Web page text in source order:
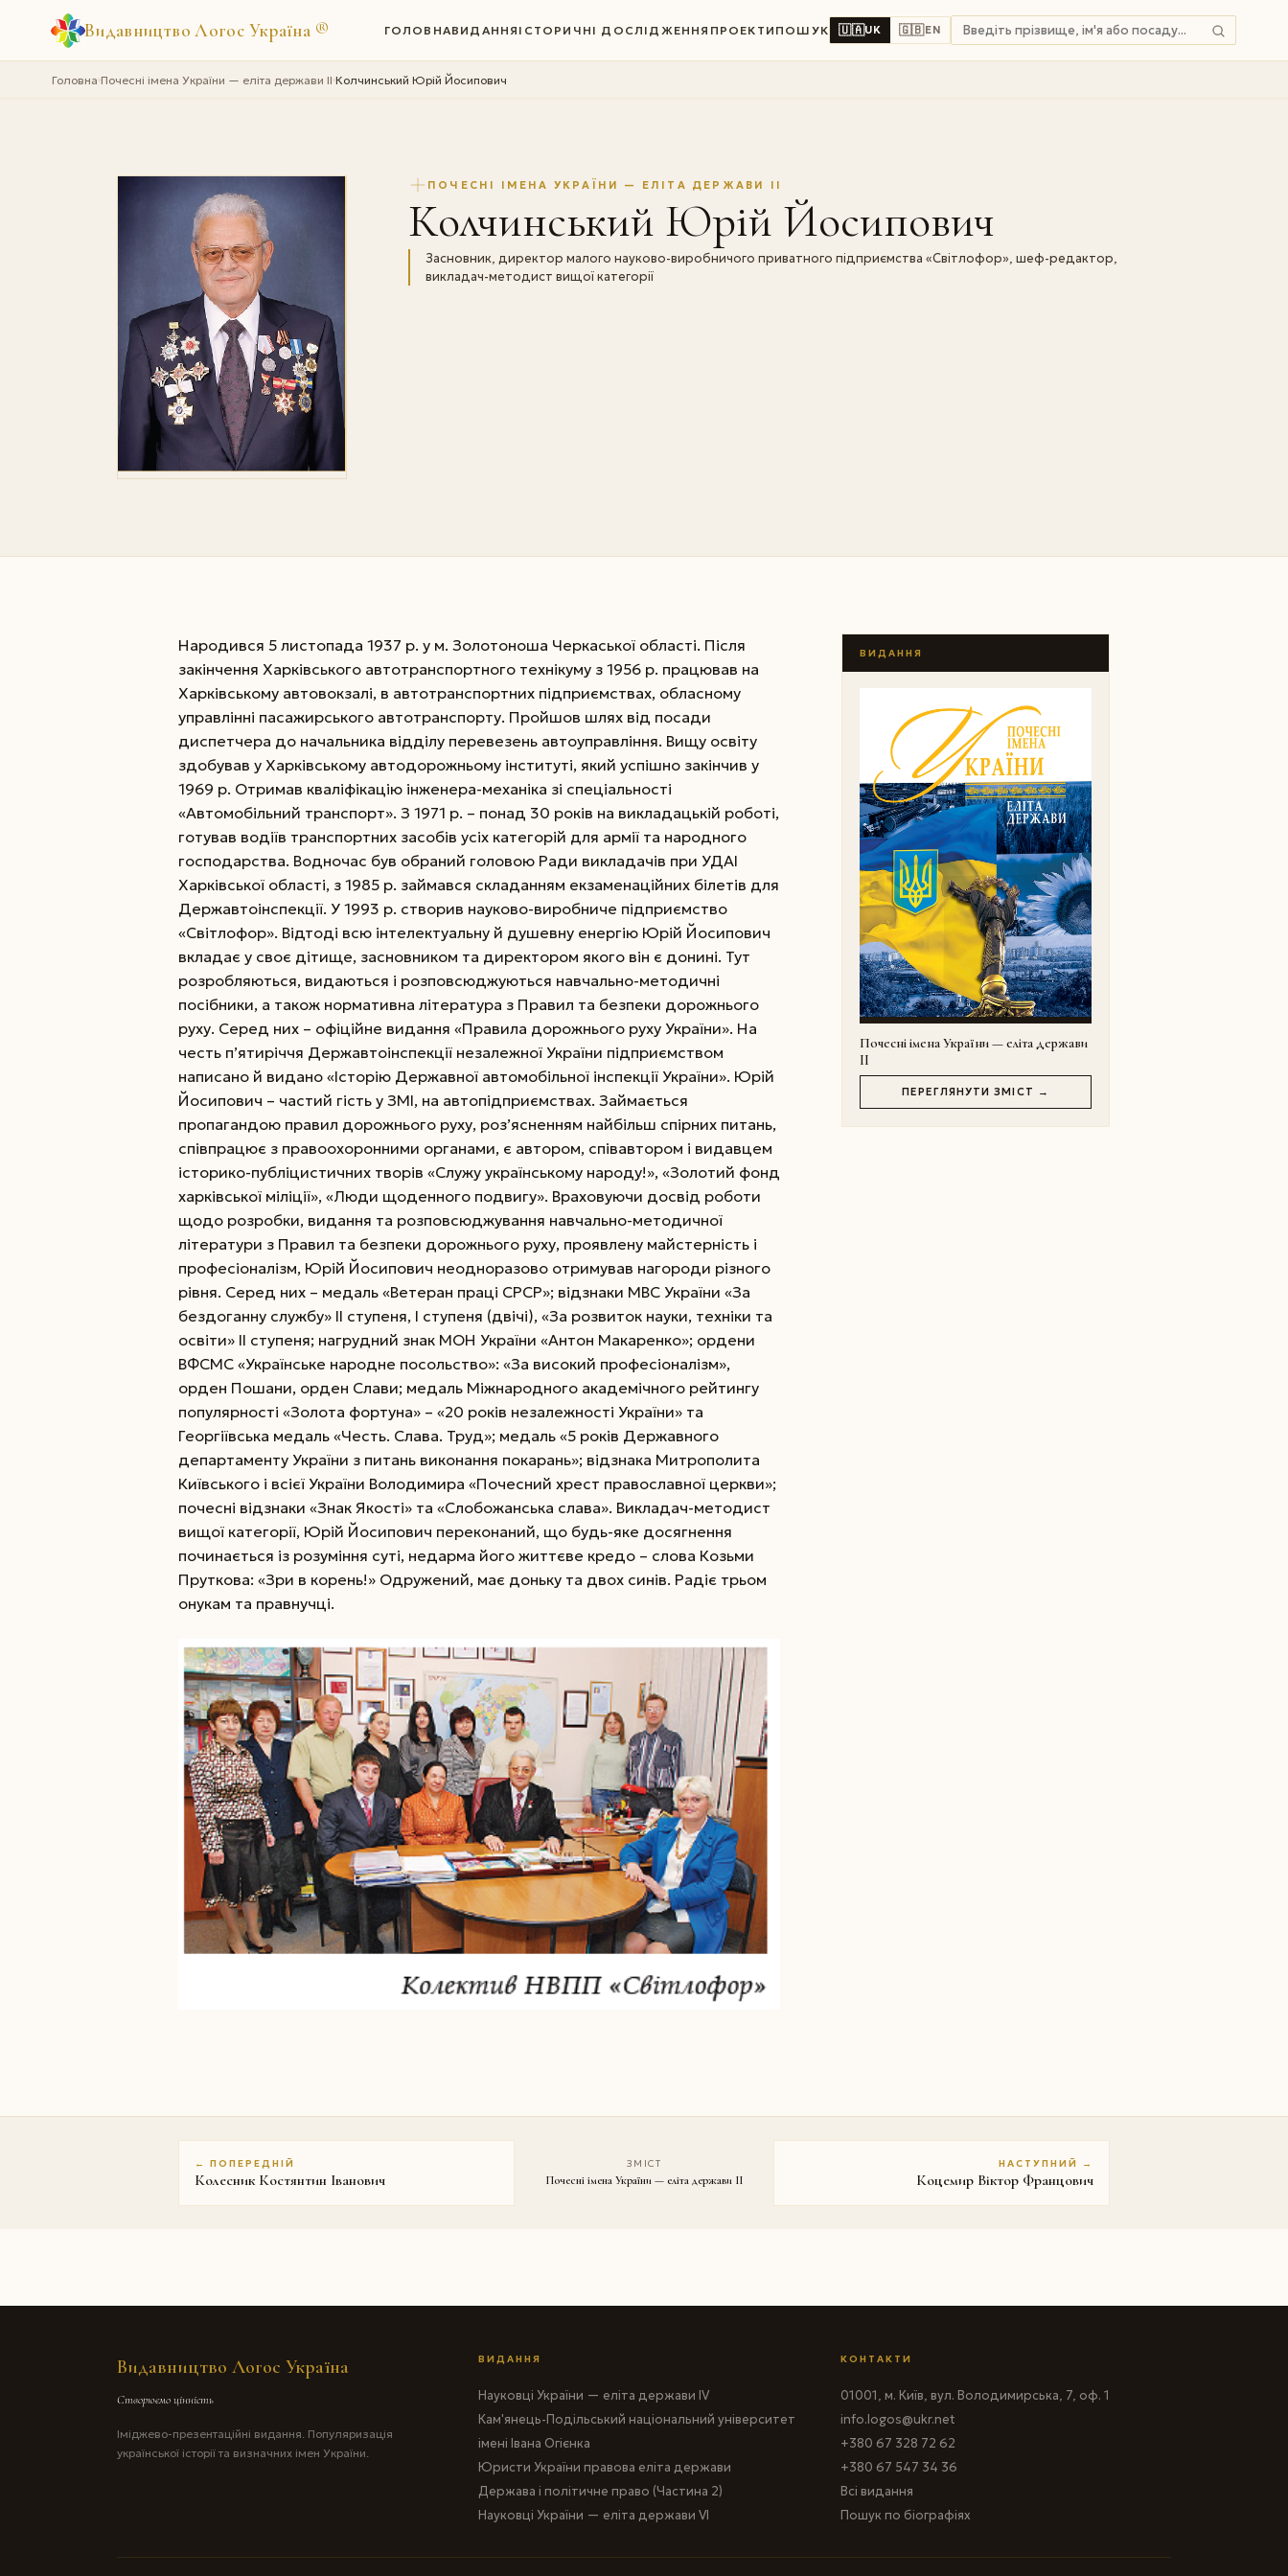
Видавництво Логос Україна ® ГОЛОВНАВИДАННЯ ІСТОРИЧНІ ДОСЛІДЖЕННЯ ПРОЕКТИ ПОШУК 🇺🇦UK 🇬🇧EN
Головна›Почесні імена України — еліта держави II›Колчинський Юрій Йосипович
ПОЧЕСНІ ІМЕНА УКРАЇНИ — ЕЛІТА ДЕРЖАВИ II
Колчинський Юрій Йосипович
Засновник, директор малого науково-виробничого приватного підприємства «Світлофор», шеф-редактор,
викладач-методист вищої категорії
Народився 5 листопада 1937 р. у м. Золотоноша Черкаської області. Після
закінчення Харківського автотранспортного технікуму з 1956 р. працював на
Харківському автовокзалі, в автотранспортних підприємствах, обласному
управлінні пасажирського автотранспорту. Пройшов шлях від посади
диспетчера до начальника відділу перевезень автоуправління. Вищу освіту
здобував у Харківському автодорожньому інституті, який успішно закінчив у
1969 р. Отримав кваліфікацію інженера-механіка зі спеціальності
«Автомобільний транспорт». З 1971 р. – понад 30 років на викладацькій роботі,
готував водіїв транспортних засобів усіх категорій для армії та народного
господарства. Водночас був обраний головою Ради викладачів при УДАІ
Харківської області, з 1985 р. займався складанням екзаменаційних білетів для
Державтоінспекції. У 1993 р. створив науково-виробниче підприємство
«Світлофор». Відтоді всю інтелектуальну й душевну енергію Юрій Йосипович
вкладає у своє дітище, засновником та директором якого він є донині. Тут
розробляються, видаються і розповсюджуються навчально-методичні
посібники, а також нормативна література з Правил та безпеки дорожнього
руху. Серед них – офіційне видання «Правила дорожнього руху України». На
честь п’ятиріччя Державтоінспекції незалежної України підприємством
написано й видано «Історію Державної автомобільної інспекції України». Юрій
Йосипович – частий гість у ЗМІ, на автопідприємствах. Займається
пропагандою правил дорожнього руху, роз’ясненням найбільш спірних питань,
співпрацює з правоохоронними органами, є автором, співавтором і видавцем
історико-публіцистичних творів «Служу українському народу!», «Золотий фонд
харківської міліції», «Люди щоденного подвигу». Враховуючи досвід роботи
щодо розробки, видання та розповсюджування навчально-методичної
літератури з Правил та безпеки дорожнього руху, проявлену майстерність і
професіоналізм, Юрій Йосипович неодноразово отримував нагороди різного
рівня. Серед них – медаль «Ветеран праці СРСР»; відзнаки МВС України «За
бездоганну службу» ІІ ступеня, І ступеня (двічі), «За розвиток науки, техніки та
освіти» ІІ ступеня; нагрудний знак МОН України «Антон Макаренко»; ордени
ВФСМС «Українське народне посольство»: «За високий професіоналізм»,
орден Пошани, орден Слави; медаль Міжнародного академічного рейтингу
популярності «Золота фортуна» – «20 років незалежності України» та
Георгіївська медаль «Честь. Слава. Труд»; медаль «5 років Державного
департаменту України з питань виконання покарань»; відзнака Митрополита
Київського і всієї України Володимира «Почесний хрест православної церкви»;
почесні відзнаки «Знак Якості» та «Слобожанська слава». Викладач-методист
вищої категорії, Юрій Йосипович переконаний, що будь-яке досягнення
починається із розуміння суті, недарма його життєве кредо – слова Козьми
Пруткова: «Зри в корень!» Одружений, має доньку та двох синів. Радіє трьом
онукам та правнучці.
ВИДАННЯ
Почесні імена України — еліта держави
II
ПЕРЕГЛЯНУТИ ЗМІСТ →
← ПОПЕРЕДНІЙ
Колесник Костянтин Іванович
ЗМІСТ
Почесні імена України — еліта держави II
НАСТУПНИЙ →
Коцемир Віктор Францович
Видавництво Логос Україна
Створюємо цінність
Іміджево-презентаційні видання. Популяризація
української історії та визначних імен України.
ВИДАННЯ
Науковці України — еліта держави IV
Кам'янець-Подільський національний університет
імені Івана Огієнка
Юристи України правова еліта держави
Держава і політичне право (Частина 2)
Науковці України — еліта держави VI
КОНТАКТИ
01001, м. Київ, вул. Володимирська, 7, оф. 1
info.logos@ukr.net
+380 67 328 72 62
+380 67 547 34 36
Всі видання
Пошук по біографіях